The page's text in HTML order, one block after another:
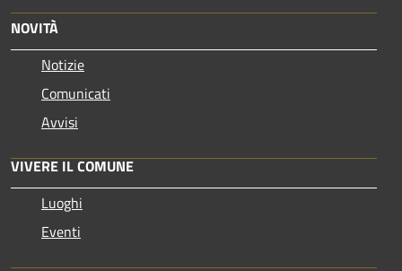
NOVITÀ
Notizie
Comunicati
Avvisi
VIVERE IL COMUNE
Luoghi
Eventi